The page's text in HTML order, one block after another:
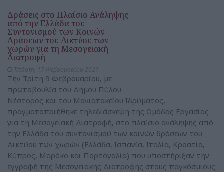
Δράσεις στο Πλαίσιο Ανάληψης
από την Ελλάδα του
Συντονισμού των Κοινών
Δράσεων του Δικτύου των
χωρών για τη Μεσογειακή
Διατροφή
Την Τρίτη 9 Φεβρουαρίου, με
πρωτοβουλία του Δήμου Πύλου-
Νέστορος και του Μανιατακείου Ιδρύματος,
πραγματοποιήθηκε τηλεδιάσκεψη της Ομάδας Εργασίας
για τη Μεσογειακή Διατροφή, στο πλαίσιο ανάληψης από
την Ελλάδα του συντονισμού των κοινών δράσεων του
Δικτύου των χωρών (Ελλάδα, Ισπανία, Ιταλία, Κροατία,
Κύπρος, Μαρόκο και Πορτογαλία) που υποστήριξαν την
εγγραφή της Μεσογειακής Διατροφής στους παγκόσμιους